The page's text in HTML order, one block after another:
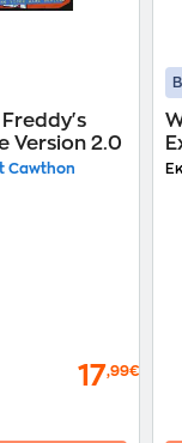
Freddy's
Version 2.0
Cawthon
17,99€